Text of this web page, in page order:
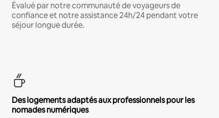
Évalué par notre communauté de voyageurs de
confiance et notre assistance 24h/24 pendant votre
séjour longue durée.
Des logements adaptés aux professionnels pour les
nomades numériques